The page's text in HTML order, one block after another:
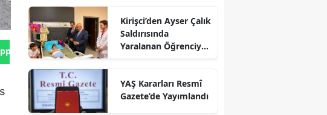
Gönder
Kirişci’den Ayser Çalık
Saldırısında
Yaralanan Öğrenciye
YAŞ Kararları Resmî
Gazete’de Yayımlandı